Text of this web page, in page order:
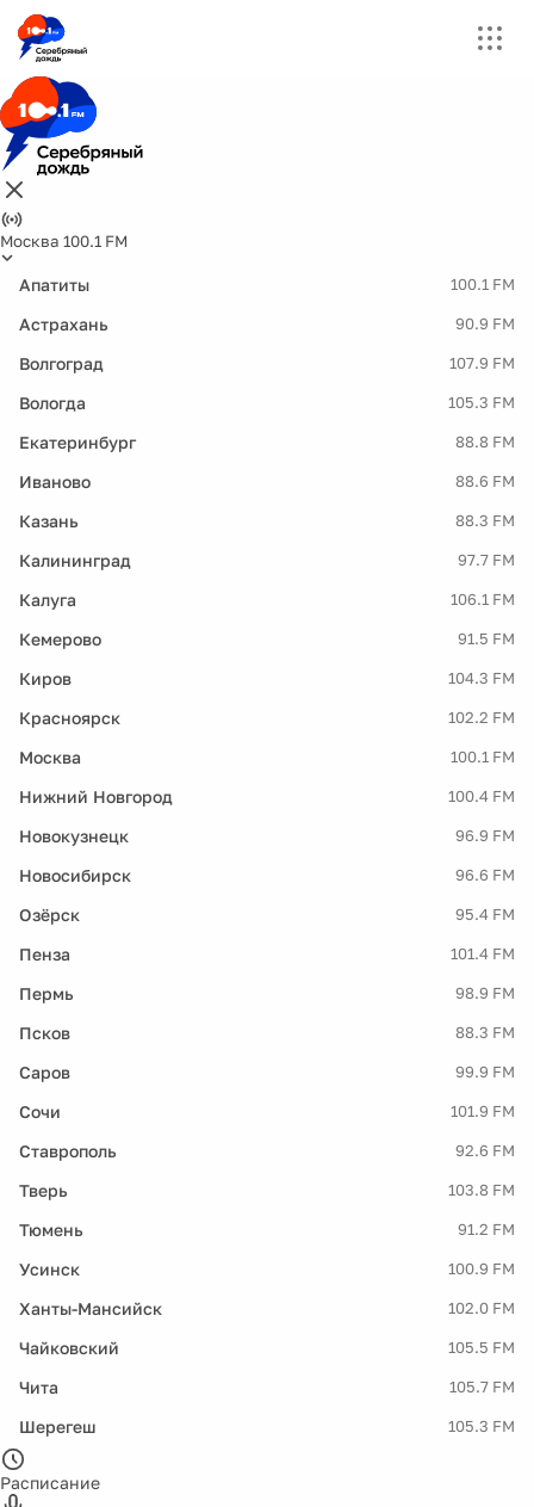
Москва 100.1 FM
Апатиты 100.1 FM
Астрахань 90.9 FM
Волгоград 107.9 FM
Вологда 105.3 FM
Екатеринбург 88.8 FM
Иваново 88.6 FM
Казань 88.3 FM
Калининград 97.7 FM
Калуга 106.1 FM
Кемерово 91.5 FM
Киров 104.3 FM
Красноярск 102.2 FM
Москва 100.1 FM
Нижний Новгород 100.4 FM
Новокузнецк 96.9 FM
Новосибирск 96.6 FM
Озёрск 95.4 FM
Пенза 101.4 FM
Пермь 98.9 FM
Псков 88.3 FM
Саров 99.9 FM
Сочи 101.9 FM
Ставрополь 92.6 FM
Тверь 103.8 FM
Тюмень 91.2 FM
Усинск 100.9 FM
Ханты-Мансийск 102.0 FM
Чайковский 105.5 FM
Чита 105.7 FM
Шерегеш 105.3 FM
Расписание